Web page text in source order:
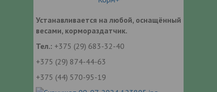
Устанавливается на любой, оснащённый
весами, кормораздатчик.
Тел.: +375 (29) 683-32-40
+375 (29) 874-44-63
+375 (44) 570-95-19